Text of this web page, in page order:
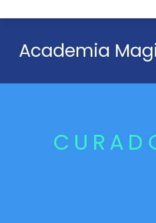
Academia